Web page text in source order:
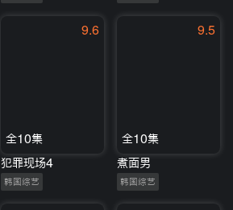
9.6
全10集
犯罪现场4
韩国综艺
9.5
全10集
煮面男
韩国综艺